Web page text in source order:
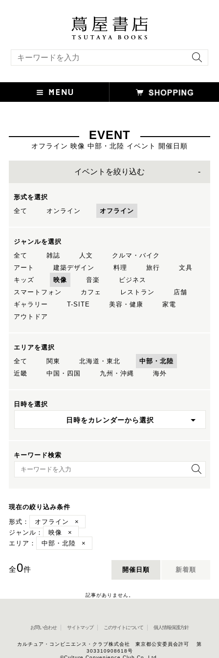
EVENT
オフライン 映像 中部・北陸 イベント 開催日順
イベントを絞り込む
形式を選択
全て
オンライン オフライン
ジャンルを選択
全て
雑誌 人文
クルマ・バイク
アート
建築デザイン 料理 旅行
文具
キッズ
映像 音楽
ビジネス
スマートフォン
カフェ レストラン
店舗
ギャラリー
T-SITE 美容・健康
家電
アウトドア
エリアを選択
全て
関東 北海道・東北
中部・北陸
近畿
中国・四国 九州・沖縄 海外
日時を選択
日時をカレンダーから選択
キーワード検索
キーワード検索
現在の絞り込み条件
形式：
オフライン
×
ジャンル：
映像
×
エリア：
中部・北陸 ×
全0件 開催日順 新着順
記事がありません。
お問い合わせ サイトマップ このサイトについて 個人情報保護方針
カルチュア・コンビニエンス・クラブ株式会社 東京都公安委員会許可 第
303310908618号